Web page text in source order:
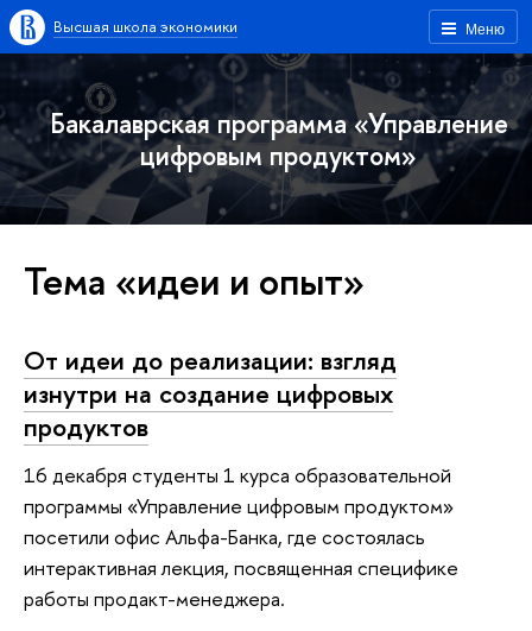
Меню
Высшая школа экономики
Бакалаврская программа «Управление
цифровым продуктом»
Тема «идеи и опыт»
От идеи до реализации: взгляд
изнутри на создание цифровых
продуктов
16 декабря студенты 1 курса образовательной
программы «Управление цифровым продуктом»
посетили офис Альфа-Банка, где состоялась
интерактивная лекция, посвященная специфике
работы продакт-менеджера.